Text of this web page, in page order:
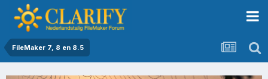
FileMaker 7, 8 en 8.5